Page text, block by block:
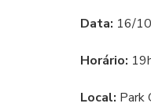
Data: 16/
Horário:
Local: Park